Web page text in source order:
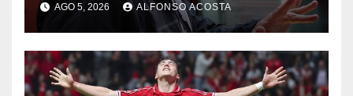
AGO 5, 2026 ALFONSO ACOSTA